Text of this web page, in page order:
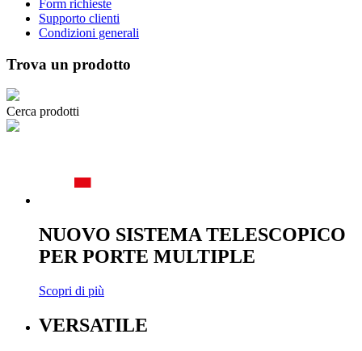
Form richieste
Supporto clienti
Condizioni generali
Trova un prodotto
Cerca prodotti
NUOVO SISTEMA TELESCOPICO
PER PORTE MULTIPLE
Scopri di più
VERSATILE